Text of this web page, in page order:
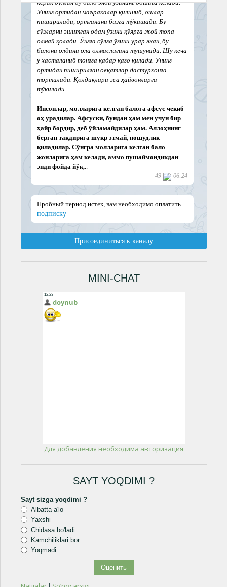
MINI-CHAT
Для добавления необходима авторизация
SAYT YOQDIMI ?
Sayt sizga yoqdimi ?
Albatta a'lo
Yaxshi
Chidasa bo'ladi
Kamchiliklari bor
Yoqmadi